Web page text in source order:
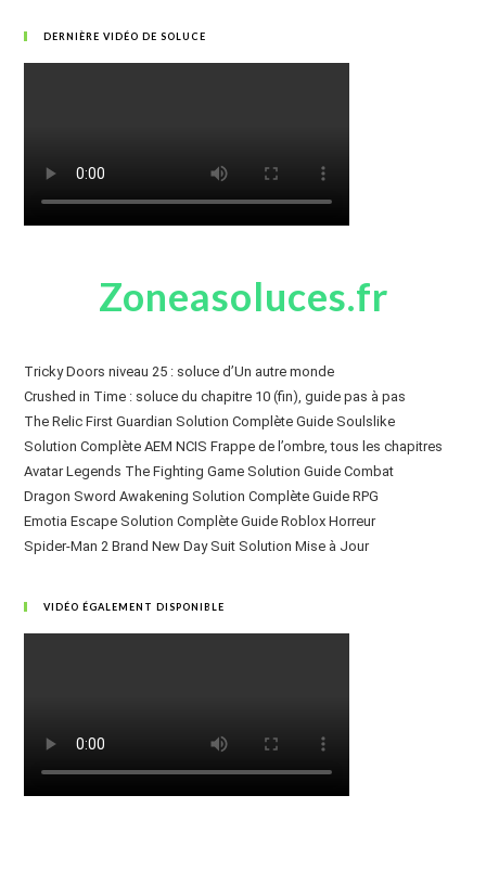
DERNIÈRE VIDÉO DE SOLUCE
Zoneasoluces.fr
Tricky Doors niveau 25 : soluce d’Un autre monde
Crushed in Time : soluce du chapitre 10 (fin), guide pas à pas
The Relic First Guardian Solution Complète Guide Soulslike
Solution Complète AEM NCIS Frappe de l’ombre, tous les chapitres
Avatar Legends The Fighting Game Solution Guide Combat
Dragon Sword Awakening Solution Complète Guide RPG
Emotia Escape Solution Complète Guide Roblox Horreur
Spider-Man 2 Brand New Day Suit Solution Mise à Jour
VIDÉO ÉGALEMENT DISPONIBLE